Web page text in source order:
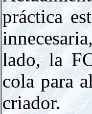
práctica
lado, la
cola para
criador.